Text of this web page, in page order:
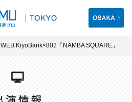
WEB KiyoBank×802「NAMBA SQUARE」